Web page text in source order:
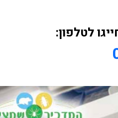
לטלפון: